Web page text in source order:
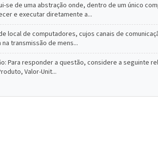
se de uma abstração onde, dentro de um único
e executar diretamente a...
local de computadores, cujos canais de
transmissão de mens...
Para responder a questão, considere a seguinte
Valor-Unit...